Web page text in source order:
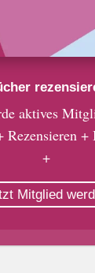
aktives
+
+
Mitglied